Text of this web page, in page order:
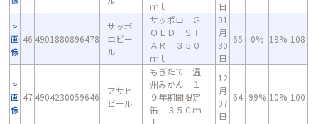
ｍｌ
日
画
像
46 4901880896478
サッポ
ロビー
ル
サッポロ Ｇ
ＯＬＤ ＳＴ
ＡＲ ３５０
ｍｌ
01
月
30
日
65 0% 19% 108
画
像
47 4904230059646
アサヒ
ビール
もぎたて 温
州みかん １
９年期間限定
缶 ３５０ｍ
12
月
07
日
64 99% 10% 100